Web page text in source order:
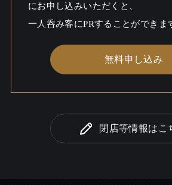
にお申し込みいただくと、
一人呑み客にPRすることができま
無料申し込み
閉店等情報はこ